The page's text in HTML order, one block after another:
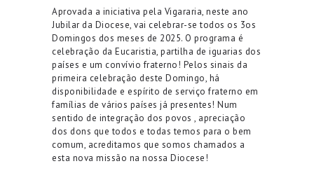
Aprovada a iniciativa pela Vigararia, neste ano
Jubilar da Diocese, vai celebrar-se todos os 3os
Domingos dos meses de 2025. O programa é
celebração da Eucaristia, partilha de iguarias dos
países e um convívio fraterno! Pelos sinais da
primeira celebração deste Domingo, há
disponibilidade e espírito de serviço fraterno em
famílias de vários países já presentes! Num
sentido de integração dos povos , apreciação
dos dons que todos e todas temos para o bem
comum, acreditamos que somos chamados a
esta nova missão na nossa Diocese!